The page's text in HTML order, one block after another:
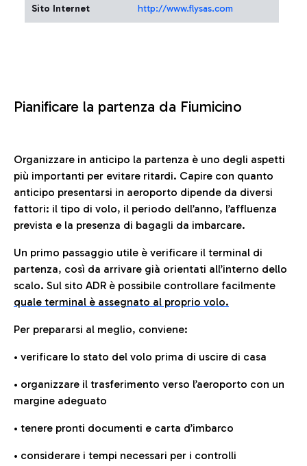
Sito Internet http://www.flysas.com
Pianificare la partenza da Fiumicino
Organizzare in anticipo la partenza è uno degli aspetti
più importanti per evitare ritardi. Capire con quanto
anticipo presentarsi in aeroporto dipende da diversi
fattori: il tipo di volo, il periodo dell’anno, l’affluenza
prevista e la presenza di bagagli da imbarcare.
Un primo passaggio utile è verificare il terminal di
partenza, così da arrivare già orientati all’interno dello
scalo. Sul sito ADR è possibile controllare facilmente
quale terminal è assegnato al proprio volo.
Per prepararsi al meglio, conviene:
• verificare lo stato del volo prima di uscire di casa
• organizzare il trasferimento verso l’aeroporto con un
margine adeguato
• tenere pronti documenti e carta d’imbarco
• considerare i tempi necessari per i controlli